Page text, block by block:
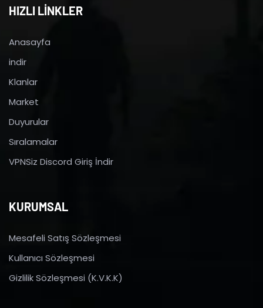
HIZLI LİNKLER
Anasayfa
indir
Klanlar
Market
Duyurular
Sıralamalar
VPNSiz Discord Giriş İndir
KURUMSAL
Mesafeli Satış Sözleşmesi
Kullanıcı Sözleşmesi
Gizlilik Sözleşmesi (K.V.K.K)